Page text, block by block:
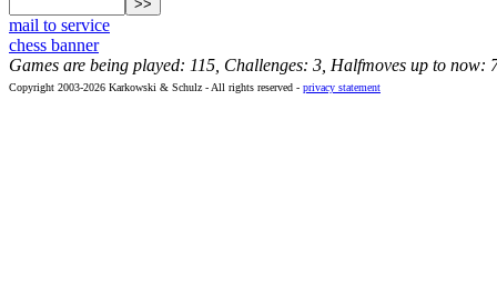
mail to service
chess banner
Games are being played: 115, Challenges: 3, Halfmoves up to now:
Copyright 2003-2026 Karkowski & Schulz - All rights reserved - privacy statement